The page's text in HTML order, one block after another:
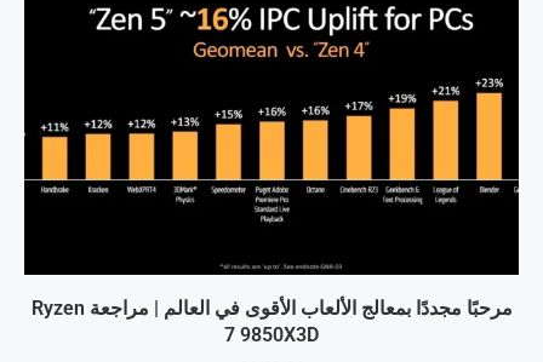
مرحبًا مجددًا بمعالج الألعاب الأقوى في العالم | مراجعة Ryzen
7 9850X3D